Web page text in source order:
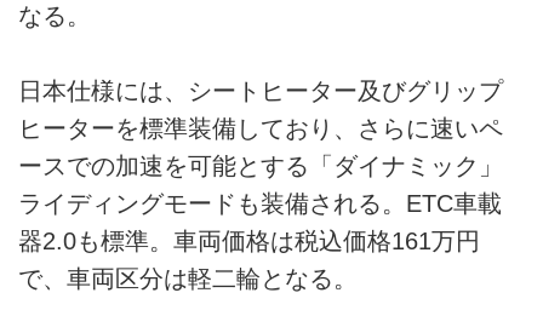
なる。
日本仕様には、シートヒーター及びグリップ
ヒーターを標準装備しており、さらに速いペ
ースでの加速を可能とする「ダイナミック」
ライディングモードも装備される。ETC車載
器2.0も標準。車両価格は税込価格161万円
で、車両区分は軽二輪となる。